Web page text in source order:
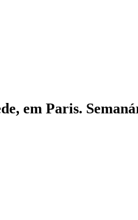
em Paris.